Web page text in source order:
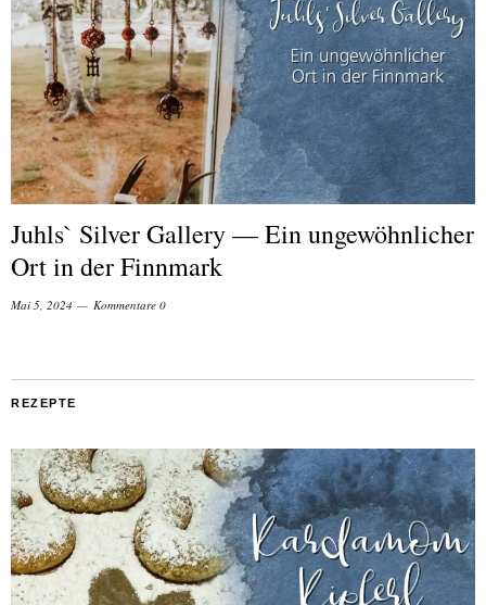
Juhls` Silver Gallery — Ein ungewöhnlicher
Ort in der Finnmark
Mai 5, 2024 Kommentare 0
REZEPTE